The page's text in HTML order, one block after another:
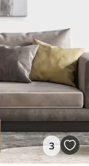
3